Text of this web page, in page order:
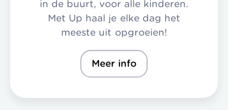
in de buurt, voor alle kinderen.
Met Up haal je elke dag het
meeste uit opgroeien!
Meer info